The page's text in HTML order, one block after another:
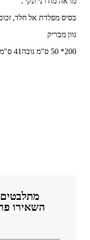
בסיס מפלדת אל חלד,
גוון מבריק
200* 50 ס"מ גובה41 ס"מ
השאירו